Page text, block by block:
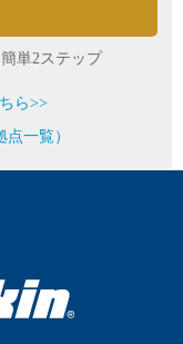
単2ステップ
ら>>
一覧）